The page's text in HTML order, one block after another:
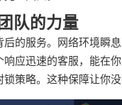
队的力量
的服务。网络环境瞬
应迅速的客服，能在
策略。这种保障让你